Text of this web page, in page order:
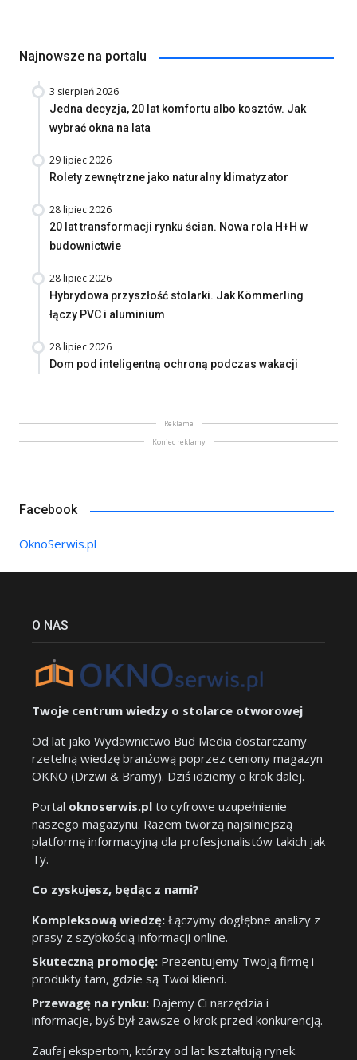
Najnowsze na portalu
3 sierpień 2026
Jedna decyzja, 20 lat komfortu albo kosztów. Jak
wybrać okna na lata
29 lipiec 2026
Rolety zewnętrzne jako naturalny klimatyzator
28 lipiec 2026
20 lat transformacji rynku ścian. Nowa rola H+H w
budownictwie
28 lipiec 2026
Hybrydowa przyszłość stolarki. Jak Kömmerling
łączy PVC i aluminium
28 lipiec 2026
Dom pod inteligentną ochroną podczas wakacji
Reklama
Koniec reklamy
Facebook
OknoSerwis.pl
O NAS
Twoje centrum wiedzy o stolarce otworowej
Od lat jako Wydawnictwo Bud Media dostarczamy
rzetelną wiedzę branżową poprzez ceniony magazyn
OKNO (Drzwi & Bramy). Dziś idziemy o krok dalej.
Portal oknoserwis.pl to cyfrowe uzupełnienie
naszego magazynu. Razem tworzą najsilniejszą
platformę informacyjną dla profesjonalistów takich jak
Ty.
Co zyskujesz, będąc z nami?
Kompleksową wiedzę: Łączymy dogłębne analizy z
prasy z szybkością informacji online.
Skuteczną promocję: Prezentujemy Twoją firmę i
produkty tam, gdzie są Twoi klienci.
Przewagę na rynku: Dajemy Ci narzędzia i
informacje, byś był zawsze o krok przed konkurencją.
Zaufaj ekspertom, którzy od lat kształtują rynek.